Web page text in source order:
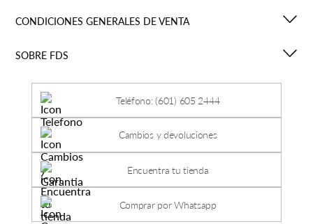
CONDICIONES GENERALES DE VENTA
SOBRE FDS
Teléfono: (601) 605 2444
Cambios y devoluciones
Encuentra tu tienda
Comprar por Whatsapp